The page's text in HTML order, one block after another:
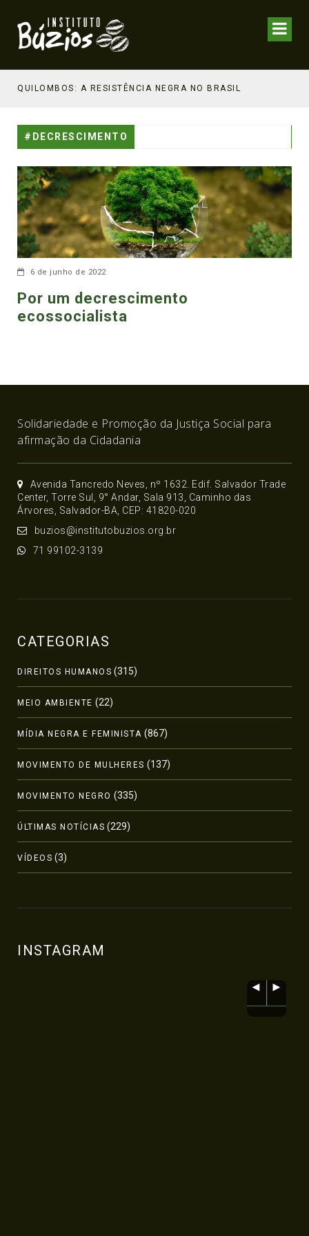
QUILOMBOS: A RESISTÊNCIA NEGRA NO BRASIL
#DECRESCIMENTO
6 de junho de 2022
Por um decrescimento
ecossocialista
Solidariedade e Promoção da Justiça Social para
afirmação da Cidadania
Avenida Tancredo Neves, nº 1632. Edif. Salvador Trade
Center, Torre Sul, 9° Andar, Sala 913, Caminho das
Árvores, Salvador-BA, CEP: 41820-020
buzios@institutobuzios.org.br
71 99102-3139
CATEGORIAS
DIREITOS HUMANOS (315)
MEIO AMBIENTE (22)
MÍDIA NEGRA E FEMINISTA (867)
MOVIMENTO DE MULHERES (137)
MOVIMENTO NEGRO (335)
ÚLTIMAS NOTÍCIAS (229)
VÍDEOS (3)
INSTAGRAM